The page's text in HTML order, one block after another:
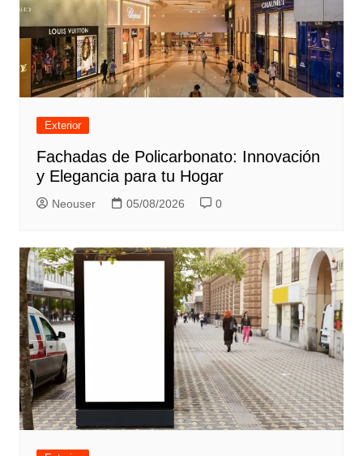
Exterior
Fachadas de Policarbonato: Innovación
y Elegancia para tu Hogar
Neouser 05/08/2026 0